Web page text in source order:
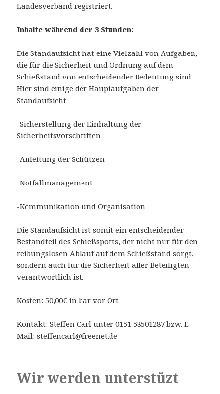
Landesverband registriert.
Inhalte während der 3 Stunden:
Die Standaufsicht hat eine Vielzahl von Aufgaben,
die für die Sicherheit und Ordnung auf dem
Schießstand von entscheidender Bedeutung sind.
Hier sind einige der Hauptaufgaben der
Standaufsicht
-Sicherstellung der Einhaltung der
Sicherheitsvorschriften
-Anleitung der Schützen
-Notfallmanagement
-Kommunikation und Organisation
Die Standaufsicht ist somit ein entscheidender
Bestandteil des Schießsports, der nicht nur für den
reibungslosen Ablauf auf dem Schießstand sorgt,
sondern auch für die Sicherheit aller Beteiligten
verantwortlich ist.
Kosten: 50,00€ in bar vor Ort
Kontakt: Steffen Carl unter 0151 58501287 bzw. E-
Mail: steffencarl@freenet.de
Wir werden unterstüzt